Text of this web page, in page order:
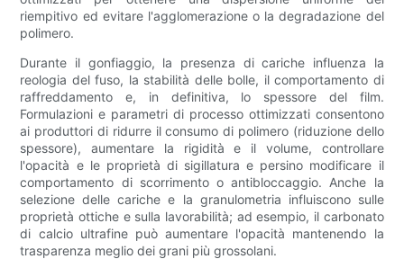
riempitivo ed evitare l'agglomerazione o la degradazione del
polimero.
Durante il gonfiaggio, la presenza di cariche influenza la
reologia del fuso, la stabilità delle bolle, il comportamento di
raffreddamento e, in definitiva, lo spessore del film.
Formulazioni e parametri di processo ottimizzati consentono
ai produttori di ridurre il consumo di polimero (riduzione dello
spessore), aumentare la rigidità e il volume, controllare
l'opacità e le proprietà di sigillatura e persino modificare il
comportamento di scorrimento o antibloccaggio. Anche la
selezione delle cariche e la granulometria influiscono sulle
proprietà ottiche e sulla lavorabilità; ad esempio, il carbonato
di calcio ultrafine può aumentare l'opacità mantenendo la
trasparenza meglio dei grani più grossolani.